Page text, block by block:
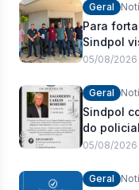
Geral
Para
Sindpol
05/08/2026
Geral
Sindpol
do
Carlos
05/08/2026
Geral